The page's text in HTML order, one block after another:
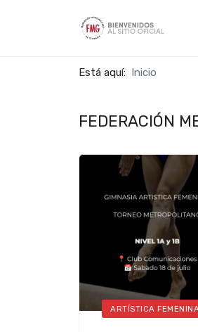
Está aquí: Inicio
FEDERACIÓN
ARTÍSTICA